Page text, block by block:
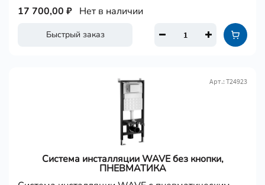
Быстрый заказ
17 700,00 ₽ Нет в наличии
Система инсталляции WAVE без кнопки,
ПНЕВМАТИКА
Арт.: Т24923